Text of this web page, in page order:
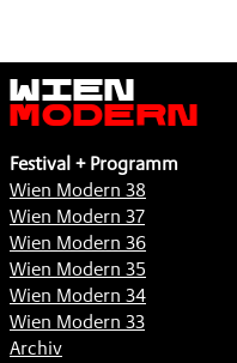
Wien
Modern
Festival + Programm
Wien Modern 38
Wien Modern 37
Wien Modern 36
Wien Modern 35
Wien Modern 34
Wien Modern 33
Archiv